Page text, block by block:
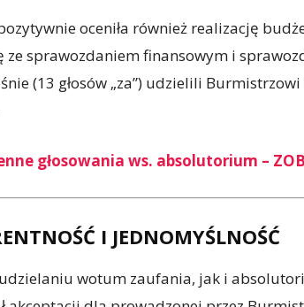
oceniła również realizację
ze sprawozdaniem finansowym i
(13 głosów „za”) udzielili Burmistrzowi
głosowania ws. absolutorium –
I JEDNOMYŚLNOŚĆ
wotum zaufania, jak i